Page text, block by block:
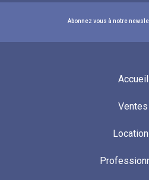
Abonnez vous à notre
Accueil
Ventes